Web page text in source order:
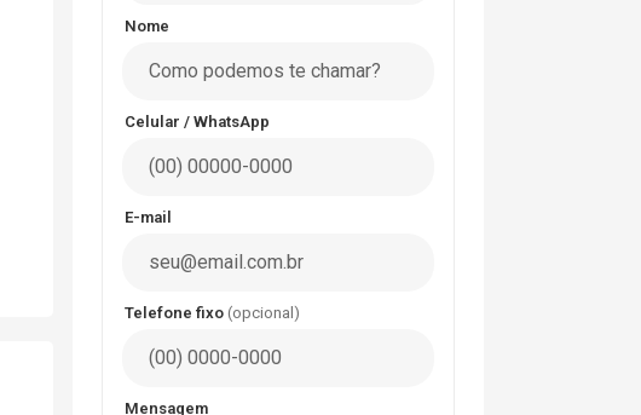
Nome
Celular / WhatsApp
E-mail
Telefone fixo (opcional)
Mensagem